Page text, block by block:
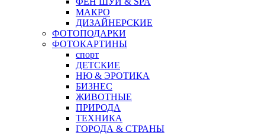
МАКРО
ДИЗАЙНЕРСКИЕ
ФОТОПОДАРКИ
ФОТОКАРТИНЫ
спорт
ДЕТСКИЕ
НЮ & ЭРОТИКА
БИЗНЕС
ЖИВОТНЫЕ
ПРИРОДА
ТЕХНИКА
ГОРОДА & СТРАНЫ